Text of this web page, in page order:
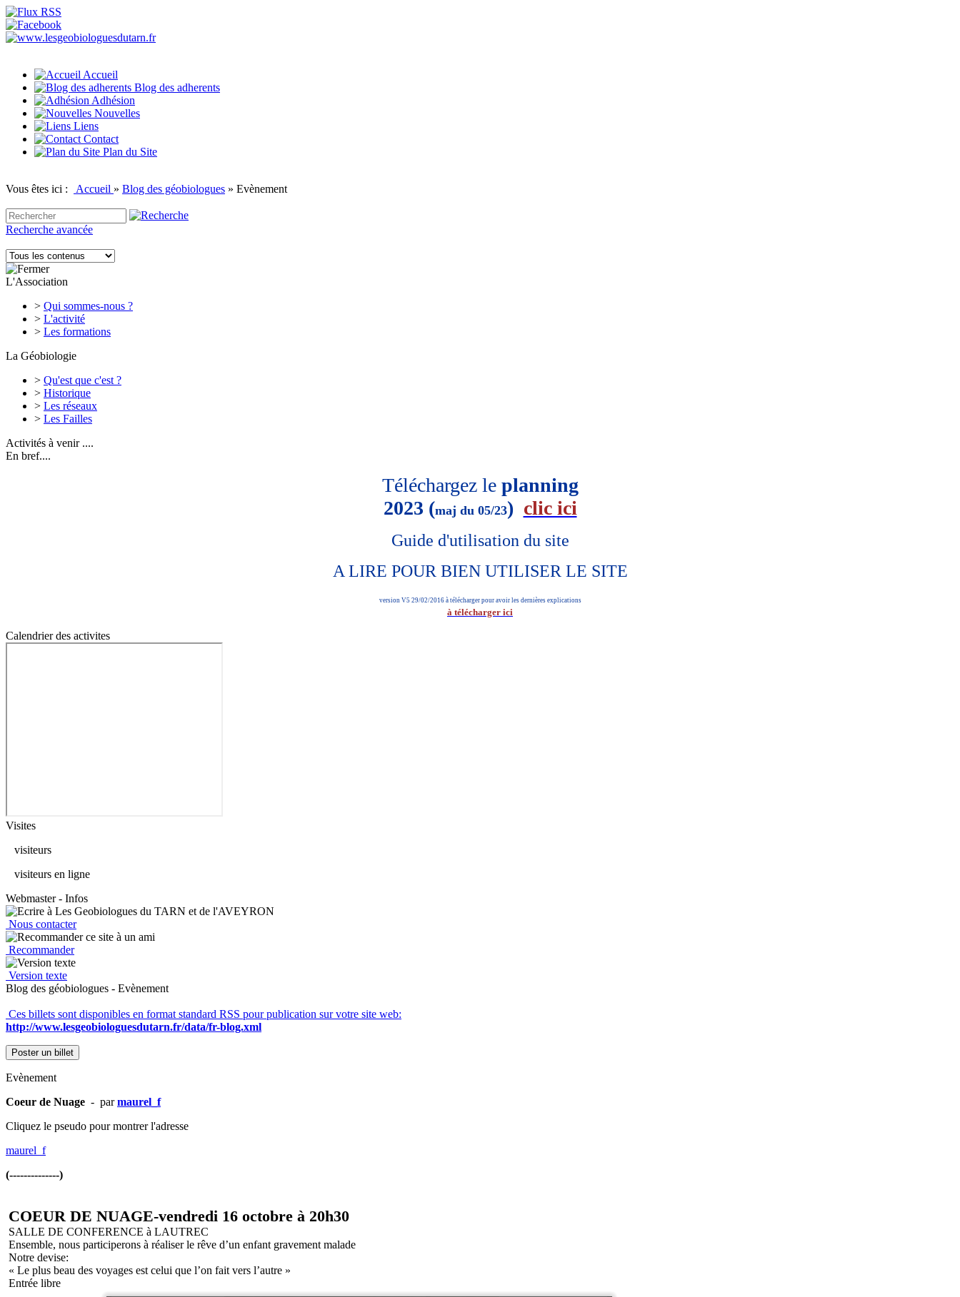
Accueil
Blog des adherents
Adhésion
Nouvelles
Liens
Contact
Plan du Site
Vous êtes ici : Accueil » Blog des géobiologues » Evènement
Recherche avancée
L'Association
> Qui sommes-nous ?
> L'activité
> Les formations
La Géobiologie
> Qu'est que c'est ?
> Historique
> Les réseaux
> Les Failles
Activités à venir ....
En bref....
Téléchargez le planning
2023 (maj du 05/23) clic ici
Guide d'utilisation du site
A LIRE POUR BIEN UTILISER LE SITE
version V5 29/02/2016 à télécharger pour avoir les dernières explications
à télécharger ici
Calendrier des activites
Visites
visiteurs
visiteurs en ligne
Webmaster - Infos
Nous contacter
Recommander
Version texte
Blog des géobiologues - Evènement
Ces billets sont disponibles en format standard RSS pour publication sur votre site web:
http://www.lesgeobiologuesdutarn.fr/data/fr-blog.xml
Poster un billet
Evènement
Coeur de Nuage - parmaurel_f
Cliquez le pseudo pour montrer l'adresse
maurel_f
(--------------)
COEUR DE NUAGE-vendredi 16 octobre à 20h30
SALLE DE CONFERENCE à LAUTREC
Ensemble, nous participerons à réaliser le rêve d’un enfant gravement malade
Notre devise:
« Le plus beau des voyages est celui que l’on fait vers l’autre »
Entrée libre